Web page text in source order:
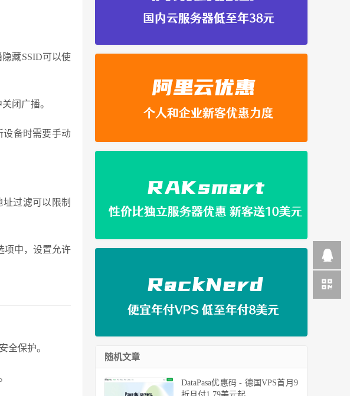
隐藏SSID可以使
闭广播。
设备时需要手动
址过滤可以限制
项中，设置允许
全保护。
随机文章
DataPasa优惠码 - 德国VPS首月9